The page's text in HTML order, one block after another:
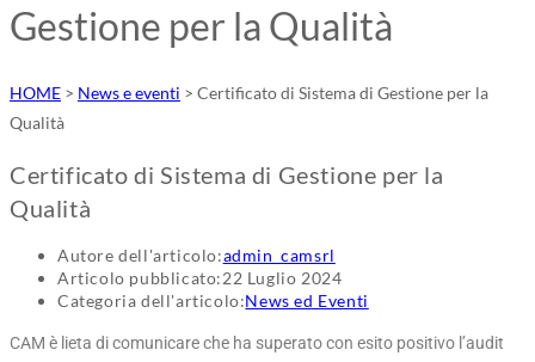
Gestione per la Qualità
HOME > News e eventi > Certificato di Sistema di Gestione per la
Qualità
Certificato di Sistema di Gestione per la
Qualità
Autore dell'articolo:admin_camsrl
Articolo pubblicato:22 Luglio 2024
Categoria dell'articolo:News ed Eventi
CAM è lieta di comunicare che ha superato con esito positivo l’audit